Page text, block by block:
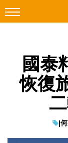
Facebook
科技焦點
教學評測
國泰
恢復
|